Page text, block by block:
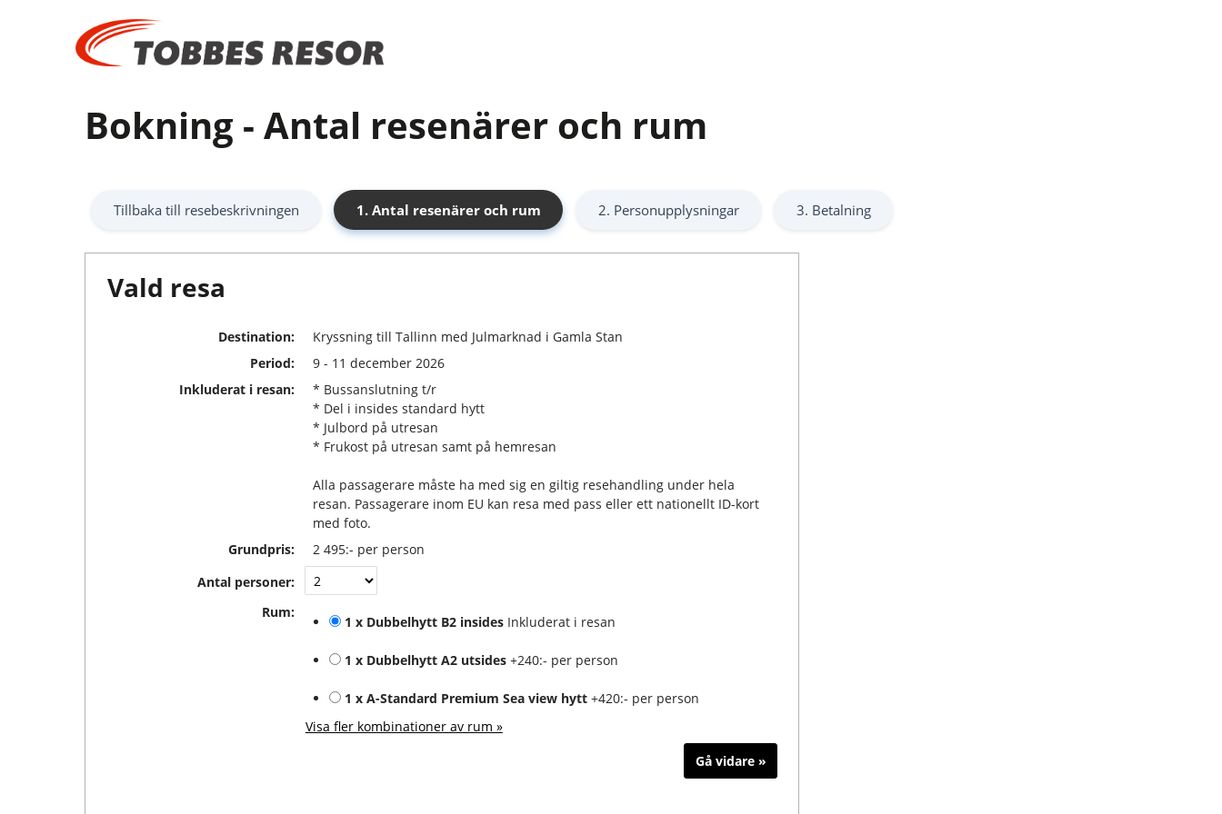
Bokning - Antal resenärer och rum
Tillbaka till resebeskrivningen 1. Antal resenärer och rum 2. Personupplysningar 3. Betalning
Vald resa
Destination:
Kryssning till Tallinn med Julmarknad i Gamla Stan
Period:
9 - 11 december 2026
Inkluderat i resan:
* Bussanslutning t/r
* Del i insides standard hytt
* Julbord på utresan
* Frukost på utresan samt på hemresan
Alla passagerare måste ha med sig en giltig resehandling under hela
resan. Passagerare inom EU kan resa med pass eller ett nationellt ID-kort
med foto.
Grundpris:
2 495:- per person
Antal personer:
Rum:
1 x Dubbelhytt B2 insides Inkluderat i resan
1 x Dubbelhytt A2 utsides +240:- per person
1 x A-Standard Premium Sea view hytt +420:- per person
Visa fler kombinationer av rum »